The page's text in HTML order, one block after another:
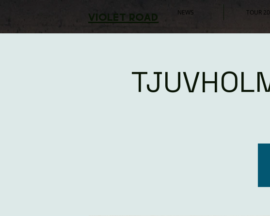
NEWS TOUR
violet road